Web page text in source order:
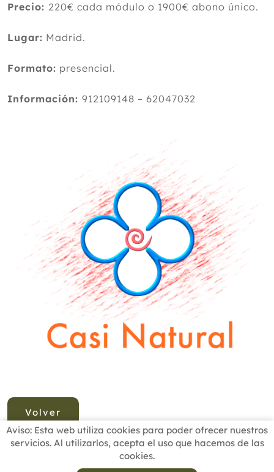
Precio: 220€ cada módulo o 1900€ abono único.
Lugar: Madrid.
Formato: presencial.
Información: 912109148 – 62047032
Volver
Aviso: Esta web utiliza cookies para poder ofrecer nuestros
servicios. Al utilizarlos, acepta el uso que hacemos de las
cookies.
BUSCADOR PROFESIONALES